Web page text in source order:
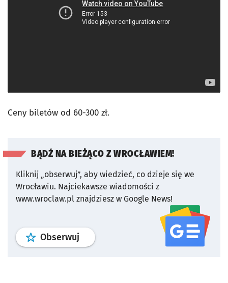
Ceny biletów od 60-300 zł.
BĄDŹ NA BIEŻĄCO Z WROCŁAWIEM!
Kliknij „obserwuj”, aby wiedzieć, co dzieje się we
Wrocławiu. Najciekawsze wiadomości z
www.wroclaw.pl znajdziesz w Google News!
Obserwuj profil serwisu